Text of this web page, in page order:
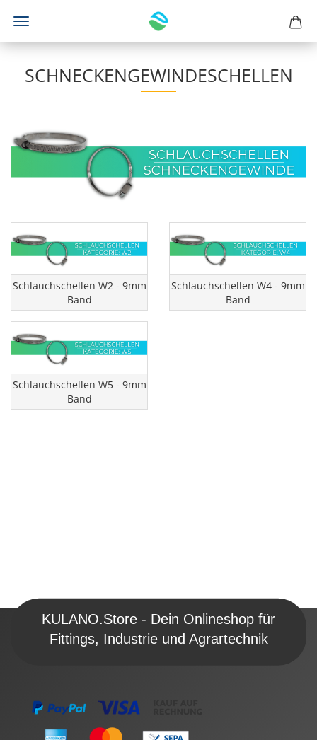
SCHNECKENGEWINDESCHELLEN
Schlauchschellen W2 - 9mm
Band
Schlauchschellen W4 - 9mm
Band
Schlauchschellen W5 - 9mm
Band
KULANO.Store - Dein Onlineshop für
Fittings, Industrie und Agrartechnik